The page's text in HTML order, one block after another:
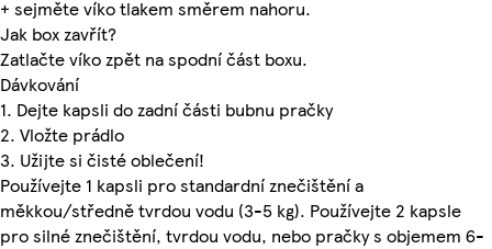
+ sejměte víko tlakem směrem nahoru.
Jak box zavřít?
Zatlačte víko zpět na spodní část boxu.
Dávkování
1. Dejte kapsli do zadní části bubnu pračky
2. Vložte prádlo
3. Užijte si čisté oblečení!
Používejte 1 kapsli pro standardní znečištění a
měkkou/středně tvrdou vodu (3-5 kg). Používejte 2 kapsle
pro silné znečištění, tvrdou vodu, nebo pračky s objemem 6-